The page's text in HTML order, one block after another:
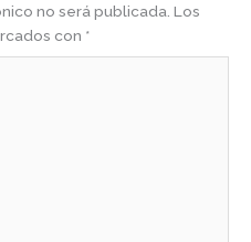
no será publicada. Los
con *